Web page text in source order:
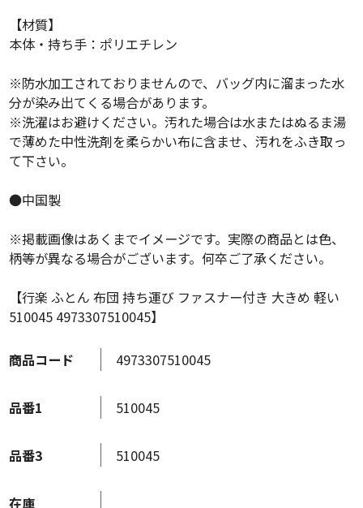
商品コード 4973307510045
品番1 510045
品番3 510045
在庫
【材質】
本体・持ち手：ポリエチレン
※防水加工されておりませんので、バッグ内に溜まった水
分が染み出てくる場合があります。
※洗濯はお避けください。汚れた場合は水またはぬるま湯
で薄めた中性洗剤を柔らかい布に含ませ、汚れをふき取っ
て下さい。
●中国製
※掲載画像はあくまでイメージです。実際の商品とは色、
柄等が異なる場合がございます。何卒ご了承ください。
【行楽 ふとん 布団 持ち運び ファスナー付き 大きめ 軽い
510045 4973307510045】